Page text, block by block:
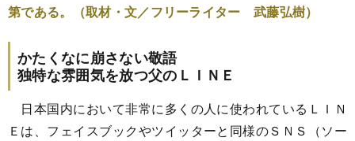
第である。（取材・文／フリーライター 武藤弘樹）
かたくなに崩さない敬語
独特な雰囲気を放つ父のＬＩＮＥ
日本国内において非常に多くの人に使われているＬＩＮ
Ｅは、フェイスブックやツイッターと同様のＳＮＳ（ソー